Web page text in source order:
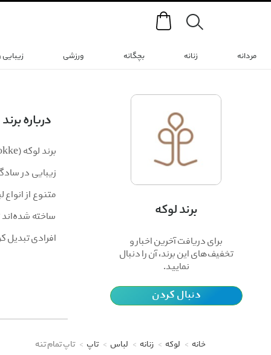
Search
مردانه زنانه بچگانه ورزشی
برند لوکه
برای دریافت آخرین اخبار و
تخفیف‌های این برند، آن را دنبال
نمایید.
دنبال کردن
درباره برند
زیبایی در
متنوع از
ساخته شده‌اند
افرادی تبدیل
خانه لوکه زنانه لباس تاپ تاپ تمام تنه